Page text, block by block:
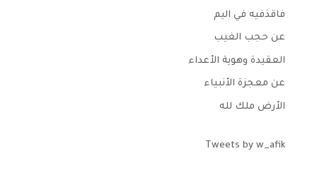
فاقذفيه في اليم
عن حجب الغيب
العقيدة وهوية الأعداء
عن معجزة الأنبياء
الأرض ملك لله
Tweets by w_afik